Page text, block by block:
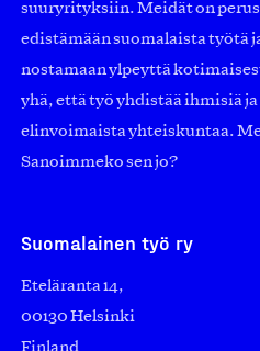
suuryrityksiin. Meidät on
edistämään suomalaista työtä
nostamaan ylpeyttä
yhä, että työ yhdistää ihmisiä ja
elinvoimaista yhteiskuntaa.
Sanoimmeko sen jo?
Suomalainen työ ry
Eteläranta 14,
00130 Helsinki
Finland